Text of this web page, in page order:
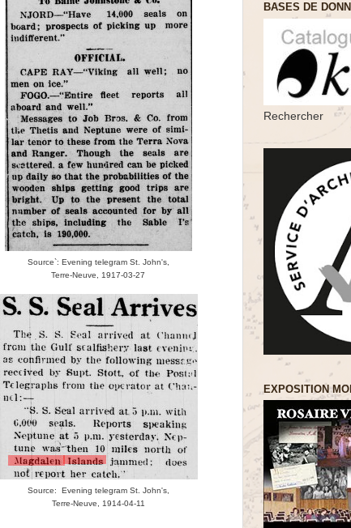
Source`: Evening telegram St. John's,
Terre-Neuve, 1917-03-27
Source: Evening telegram St. John's,
Terre-Neuve, 1914-04-11
BASES DE
Rechercher
EXPOSITION